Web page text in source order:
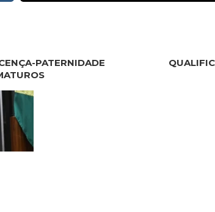
PATERNIDADE